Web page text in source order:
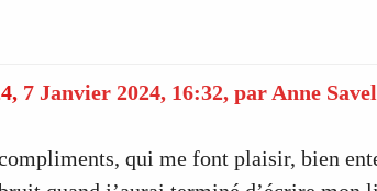
7 Janvier 2024, 16:32, par Anne
qui me font plaisir, bien